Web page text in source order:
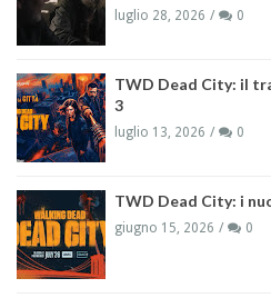
luglio 28, 2026 0
TWD Dead City: il
3
luglio 13, 2026 0
TWD Dead City: i
giugno 15, 2026 0